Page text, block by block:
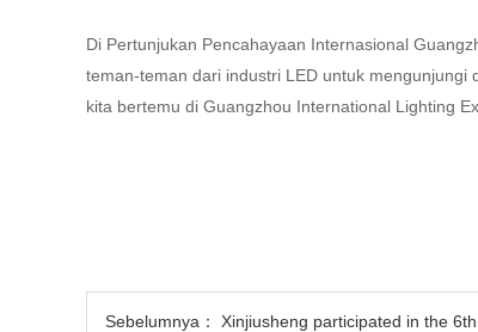
Di Pertunjukan Pencahayaan Internasional
teman-teman dari industri LED untuk
kita bertemu di Guangzhou International Lighting
Sebelumnya： Xinjiusheng participated in the 6th India